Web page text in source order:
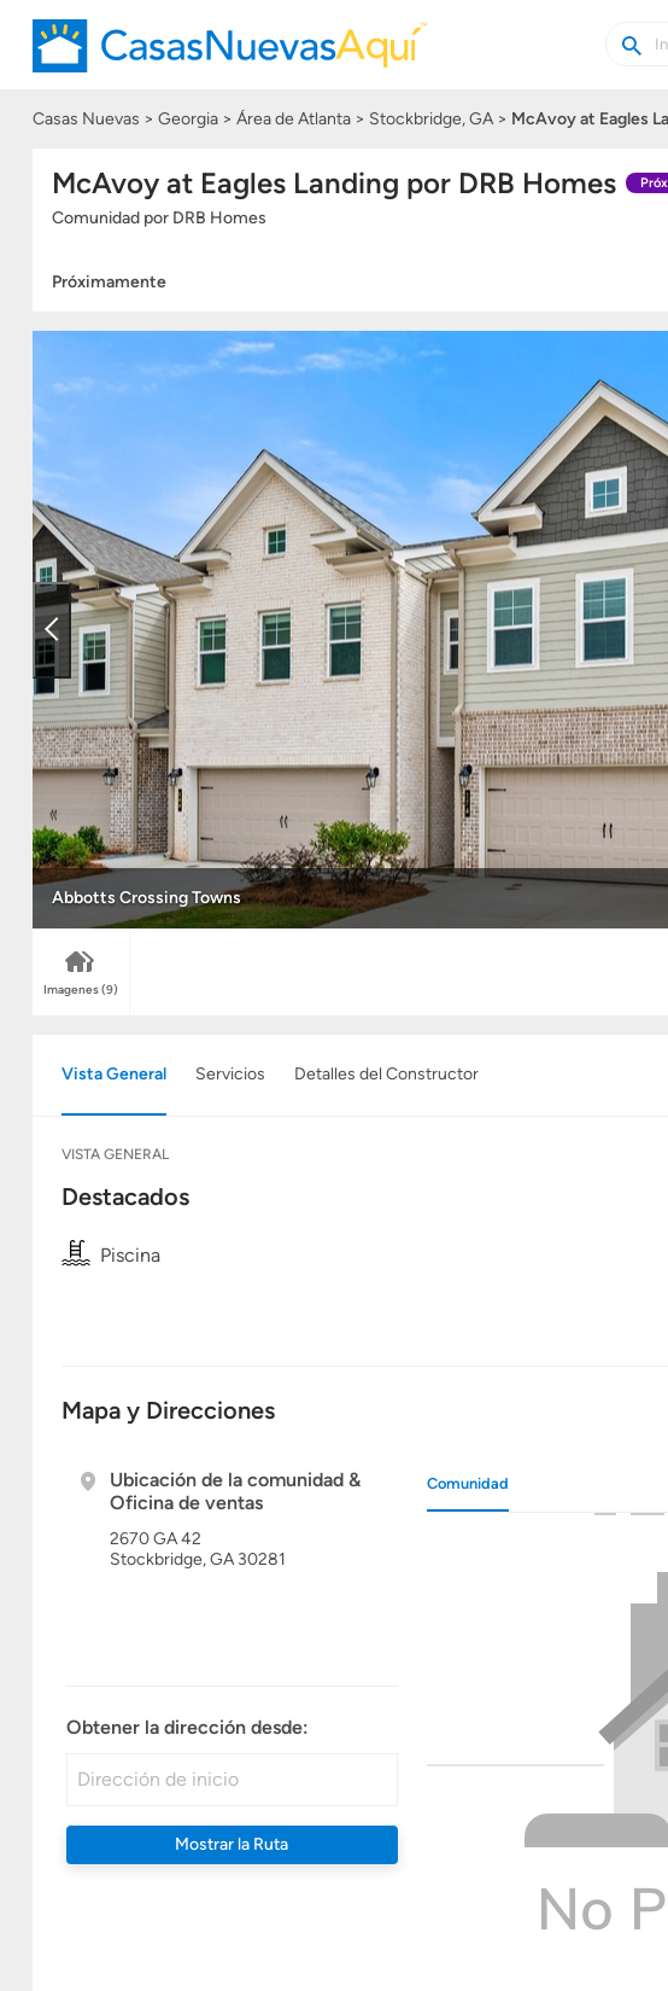
Buscar
casas
Buscar
Casas Nuevas Georgia Área de Atlanta Stockbridge, GA McAvoy at Eagles
McAvoy at Eagles Landing por DRB Homes
Comunidad por DRB Homes
Próximamente
Abbotts Crossing Towns
Imagenes(9)
Vista General Servicios Detalles del Constructor
VISTA GENERAL
Destacados
Piscina
Mapa y Direcciones
Ubicación de la comunidad &
Oficina de ventas
2670 GA 42
Stockbridge, GA 30281
Obtener la dirección desde:
Mostrar la Ruta
Comunidad